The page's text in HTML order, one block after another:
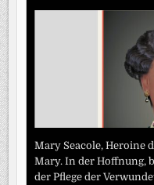
Mary Seacole, Heroine
Mary. In der Hoffnung,
der Pflege der